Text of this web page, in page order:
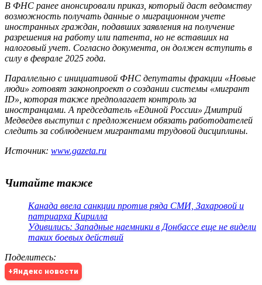
В ФНС ранее анонсировали приказ, который даст ведомству
возможность получать данные о миграционном учете
иностранных граждан, подавших заявления на получение
разрешения на работу или патента, но не вставших на
налоговый учет. Согласно документа, он должен вступить в
силу в феврале 2025 года.
Параллельно с инициативой ФНС депутаты фракции «Новые
люди» готовят законопроект о создании системы «мигрант
ID», которая также предполагает контроль за
иностранцами. А председатель «Единой России» Дмитрий
Медведев выступил с предложением обязать работодателей
следить за соблюдением мигрантами трудовой дисциплины.
Источник: www.gazeta.ru
Читайте также
Канада ввела санкции против ряда СМИ, Захаровой и
патриарха Кирилла
Удивились: Западные наемники в Донбассе еще не видели
таких боевых действий
Поделитесь:
+Яндекс новости